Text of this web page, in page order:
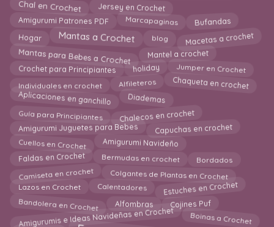
Chal en Crochet Jersey en Crochet
Amigurumi Patrones PDF Marcapaginas Bufandas
Hogar Mantas a Crochet blog Macetas a crochet
Mantas para Bebes a Crochet Mantel a crochet
Crochet para Principiantes holiday Jumper en Crochet
Individuales en crochet Alfileteros Chaqueta en crochet
Aplicaciones en ganchillo Diademas
Guía para Principiantes Chalecos en crochet
Amigurumi Juguetes para Bebes Capuchas en crochet
Cuellos en Crochet Amigurumi Navideño
Faldas en Crochet Bermudas en crochet Bordados
Camiseta en crochet Colgantes de Plantas en Crochet
Lazos en Crochet Calentadores Estuches en Crochet
Bandolera en Crochet Alfombras Cojines Puf
Amigurumis e Ideas Navideñas en Crochet Boinas a Crochet